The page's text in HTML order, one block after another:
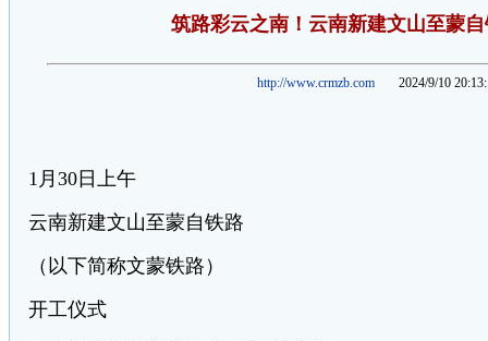
筑路彩云之南！云南新建文山至蒙
http://www.crmzb.com 2024/9/10
1月30日上午
云南新建文山至蒙自铁路
（以下简称文蒙铁路）
开工仪式